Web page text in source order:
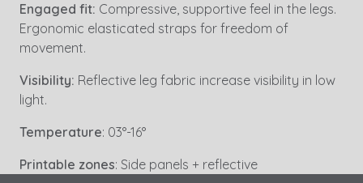
Engaged fit: Compressive, supportive feel in the legs.
Ergonomic elasticated straps for freedom of
movement.
Visibility: Reflective leg fabric increase visibility in low
light.
Temperature: 03°-16°
Printable zones: Side panels + reflective